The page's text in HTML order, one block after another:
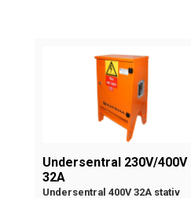
Undersentral 230V/400V
32A
Undersentral 400V 32A stativ